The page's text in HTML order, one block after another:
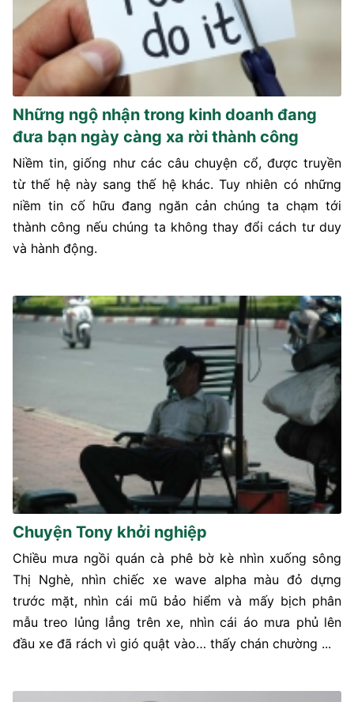
Những ngộ nhận trong kinh doanh đang
đưa bạn ngày càng xa rời thành công
Niềm tin, giống như các câu chuyện cổ, được truyền
từ thế hệ này sang thế hệ khác. Tuy nhiên có những
niềm tin cố hữu đang ngăn cản chúng ta chạm tới
thành công nếu chúng ta không thay đổi cách tư duy
và hành động.
Chuyện Tony khởi nghiệp
Chiều mưa ngồi quán cà phê bờ kè nhìn xuống sông
Thị Nghè, nhìn chiếc xe wave alpha màu đỏ dựng
trước mặt, nhìn cái mũ bảo hiểm và mấy bịch phân
mẫu treo lủng lẳng trên xe, nhìn cái áo mưa phủ lên
đầu xe đã rách vì gió quật vào… thấy chán chường ...